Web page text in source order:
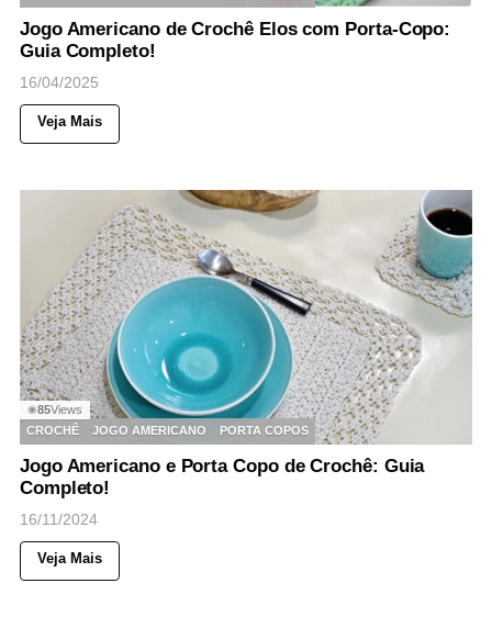
Jogo Americano de Crochê Elos com Porta-Copo:
Guia Completo!
16/04/2025
Veja Mais
◉85Views
CROCHÊ
JOGO AMERICANO PORTA COPOS
Jogo Americano e Porta Copo de Crochê: Guia
Completo!
16/11/2024
Veja Mais